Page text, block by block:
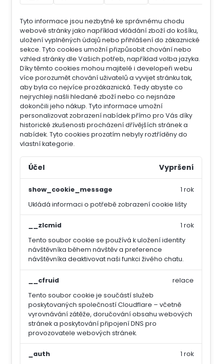
Tyto informace jsou nezbytné ke správnému chodu
webové stránky jako například vkládání zboží do košíku,
uložení vyplněných údajů nebo přihlášení do zákaznické
sekce. Tyto cookies umožní přizpůsobit chování nebo
vzhled stránky dle Vašich potřeb, například volba jazyka.
Díky těmto cookies mohou majitelé i developeři webu
více porozumět chování uživatelů a vyvijet stránku tak,
aby byla co nejvíce prozákaznická. Tedy abyste co
nejrychleji našli hledané zboží nebo co nejsnáze
dokončili jeho nákup. Tyto informace umožní
personalizovat zobrazení nabídek přímo pro Vás díky
historické zkušenosti procházení dřívějších stránek a
nabídek. Tyto cookies prozatím nebyly roztříděny do
vlastní kategorie.
Účel Vypršení
show_cookie_message
Ukládá informaci o potřebě zobrazení cookie lišty
1 rok
__zlcmid
Tento soubor cookie se používá k uložení identity
návštěvníka během návštěv a preference
návštěvníka deaktivovat naši funkci živého chatu.
1 rok
__cfruid
Tento soubor cookie je součástí služeb
poskytovaných společností Cloudflare – včetně
vyrovnávání zátěže, doručování obsahu webových
stránek a poskytování připojení DNS pro
provozovatele webových stránek.
relace
_auth
1 rok